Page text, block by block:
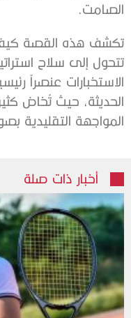
الصامت.
تكشف هذه القصة كيف
تتحول إلى سلاح
الاستخبارات عنصراً
الحديثة، حيث تُخاض
المواجهة التقليدية
أخبار ذات صلة